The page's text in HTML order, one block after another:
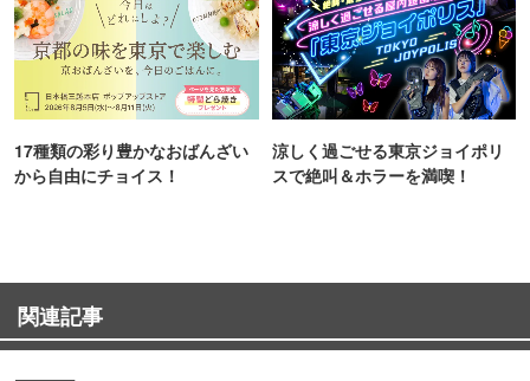
17種類の彩り豊かなおばんざい
から自由にチョイス！
涼しく過ごせる東京ジョイポリ
スで絶叫＆ホラーを満喫！
関連記事